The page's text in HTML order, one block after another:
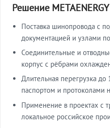
Решение METAENERGY
Поставка шинопровода с
документацией и узлами
Соединительные и
корпус с рёбрами
Длительная перегрузка
паспортом и протоколами
Применение в проектах с
локальное российское